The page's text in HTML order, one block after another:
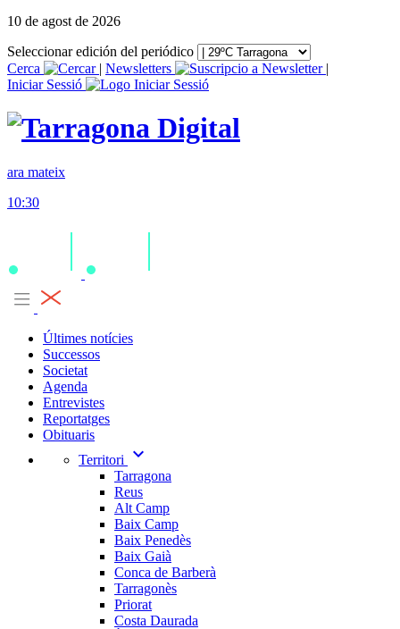
10 de agost de 2026
Seleccionar edición del periódico
Cerca
| Newsletters
|
Iniciar Sessió
ara mateix
10:30
Últimes notícies
Successos
Societat
Agenda
Entrevistes
Reportatges
Obituaris
Territori
expand_more
Tarragona
Reus
Alt Camp
Baix Camp
Baix Penedès
Baix Gaià
Conca de Barberà
Tarragonès
Priorat
Costa Daurada